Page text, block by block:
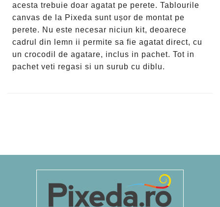
acesta trebuie doar agatat pe perete. Tablourile
canvas de la Pixeda sunt ușor de montat pe
perete. Nu este necesar niciun kit, deoarece
cadrul din lemn ii permite sa fie agatat direct, cu
un crocodil de agatare, inclus in pachet. Tot in
pachet veti regasi si un surub cu diblu.